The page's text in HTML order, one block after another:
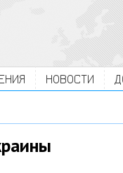
НОВОСТИ